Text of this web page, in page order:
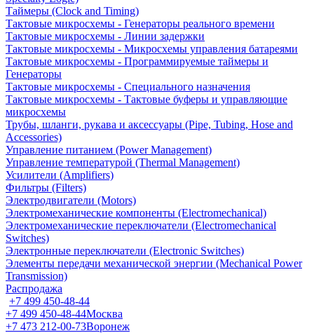
Таймеры (Clock and Timing)
Тактовые микросхемы - Генераторы реального времени
Тактовые микросхемы - Линии задержки
Тактовые микросхемы - Микросхемы управления батареями
Тактовые микросхемы - Программируемые таймеры и
Генераторы
Тактовые микросхемы - Специального назначения
Тактовые микросхемы - Тактовые буферы и управляющие
микросхемы
Трубы, шланги, рукава и аксессуары (Pipe, Tubing, Hose and
Accessories)
Управление питанием (Power Management)
Управление температурой (Thermal Management)
Усилители (Amplifiers)
Фильтры (Filters)
Электродвигатели (Motors)
Электромеханические компоненты (Electromechanical)
Электромеханические переключатели (Electromechanical
Switches)
Электронные переключатели (Electronic Switches)
Элементы передачи механической энергии (Mechanical Power
Transmission)
Распродажа
+7 499 450-48-44
+7 499 450-48-44Москва
+7 473 212-00-73Воронеж